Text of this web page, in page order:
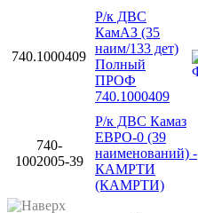
740.1000409
Р/к ДВС
КамАЗ (35
наим/133 дет)
Полный
ПРОФ
740.1000409
740-
1002005-39
Р/к ДВС Камаз
ЕВРО-0 (39
наименований) -
КАМРТИ
(КАМРТИ)